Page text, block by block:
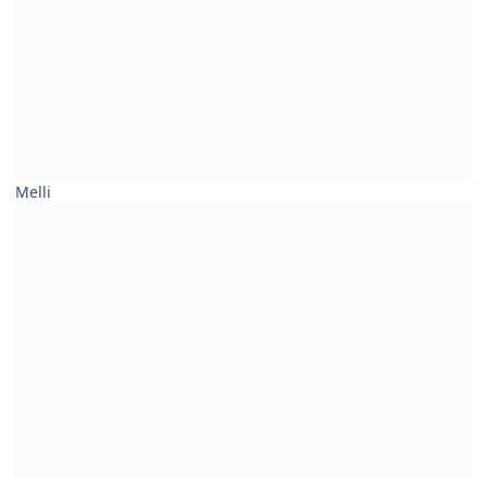
Melli